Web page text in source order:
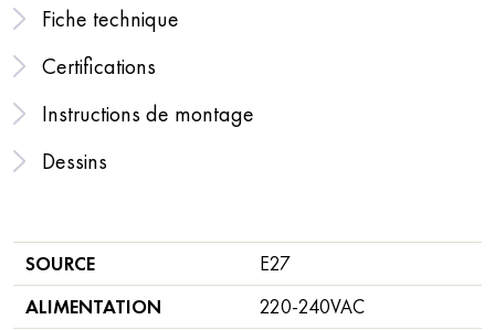
Fiche technique
Certifications
Instructions de montage
Dessins
SOURCE
E27
ALIMENTATION
220-240VAC